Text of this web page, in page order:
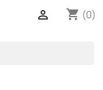
shopping_cart (0)
